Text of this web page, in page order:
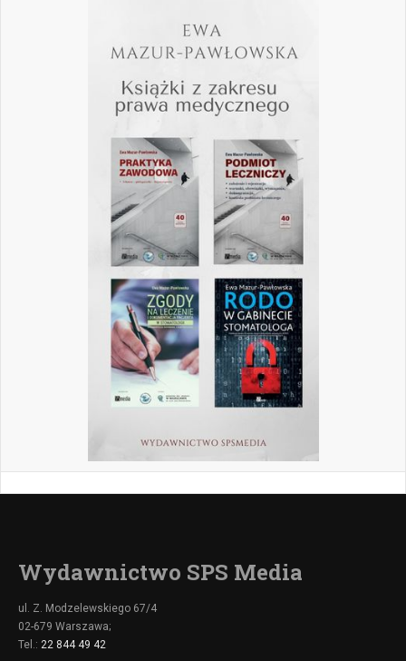
Wydawnictwo SPS Media
ul. Z. Modzelewskiego 67/4
02-679 Warszawa;
Tel.: 22 844 49 42